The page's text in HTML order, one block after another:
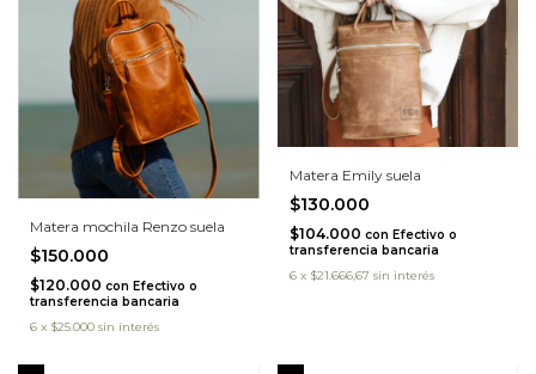
Matera mochila Renzo suela
$150.000
$120.000 con Efectivo o
transferencia bancaria
6 x $25.000 sin interés
Matera Emily suela
$130.000
$104.000 con Efectivo o
transferencia bancaria
6 x $21.666,67 sin interés